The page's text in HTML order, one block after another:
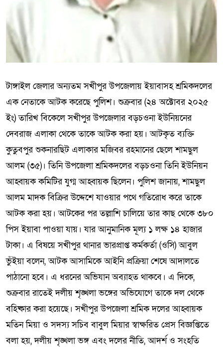
টাঙ্গাইল জেলার অন্যতম সখীপুর উপজেলায় ইয়াবাসহ শ্রমিকদলের
এক নেতাকে আটক করেছে পুলিশ। শুক্রবার (২৪ অক্টোবর ২০২৫
ইং) তারিখ বিকেলে সখীপুর উপজেলার বড়চওনা ইউনিয়নের
দেবরাজ এলাকা থেকে তাকে আটক করা হয়। আটকৃত ব্যক্তি
কুতুবপুর শুকনারছিট এলাকার মজিবর রহমানের ছেলে শামছুল
আলম (৩৫)। তিনি উপজেলা শ্রমিকদলের বড়চওনা তিনি ইউনিয়ন
আহ্বায়ক কমিটির যুগ্ম আহ্বায়ক ছিলেন। পুলিশ জানায়, শামছুল
আলম মাদক বিক্রির উদ্দেশে যাওয়ার পথে গতিরোধ করে তাকে
আটক করা হয়। আটকের পর তল্লাশি চালিয়ে তার কাছ থেকে ৩৮০
পিস ইয়াবা পাওয়া যায়। যার আনুমানিক মূল্য ১ লক্ষ ১৪ হাজার
টাকা। এ বিষয়ে সখীপুর থানার ভারপ্রাপ্ত কর্মকর্তা (ওসি) আবুল
ভুঁইয়া বলেন, আটক আসামিকে আইনি প্রক্রিয়া শেষে আদালতে
পাঠানো হবে। এ ধরনের অভিযান অব্যাহত থাকবে। এ দিকে,
শুক্রবার রাতেই দলীয় শৃঙ্খলা ভঙ্গের অভিযোগে তাকে দল থেকে
বহিষ্কার করা হয়েছে। সখীপুর উপজেলা শ্রমিক দলের আহ্বায়ক
মতিন মিয়া ও সদস্য সচিব বাবুল মিয়ার স্বাক্ষরিত প্রেস বিজ্ঞপ্তিতে
বলা হয়, দলীয় শৃঙ্খলা ভঙ্গ এবং দলের নীতি, আদর্শ ও সংহতি